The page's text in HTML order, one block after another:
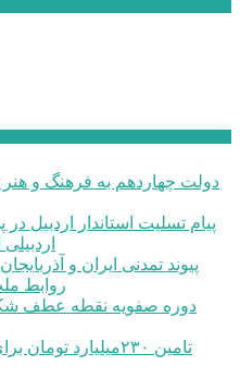
دولت چهاردهم به فرهنگ و هنر
پیام تسلیت استاندار اردبیل
پیوند تمدنی ایران و
روابط
دوره صفویه نقطه عطف
تامین ۲۳۰میلیارد تومان برای تکمیل تالار شهر اردبیل